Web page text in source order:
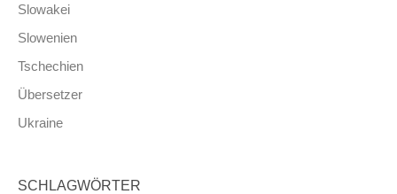
Slowakei
Slowenien
Tschechien
Übersetzer
Ukraine
SCHLAGWÖRTER